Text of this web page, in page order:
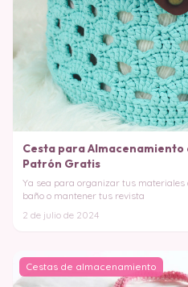
Cesta para
Patrón Gratis
Ya sea para organizar tus materiales
baño o mantener tus revista
2 de julio de 2024
Cestas de almacenamiento